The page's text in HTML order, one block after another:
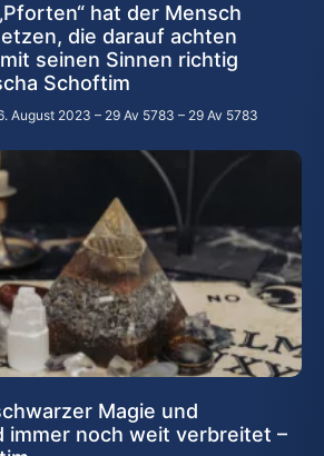
hat der Mensch
die darauf achten
seinen Sinnen richtig
Schoftim
August 2023 – 29 Av 5783 – 29 Av 5783
Magie und
immer noch weit verbreitet –